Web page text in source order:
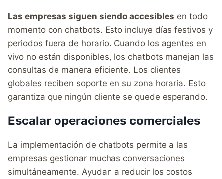
Las empresas siguen siendo accesibles en todo
momento con chatbots. Esto incluye días festivos y
periodos fuera de horario. Cuando los agentes en
vivo no están disponibles, los chatbots manejan las
consultas de manera eficiente. Los clientes
globales reciben soporte en su zona horaria. Esto
garantiza que ningún cliente se quede esperando.
Escalar operaciones comerciales
La implementación de chatbots permite a las
empresas gestionar muchas conversaciones
simultáneamente. Ayudan a reducir los costos